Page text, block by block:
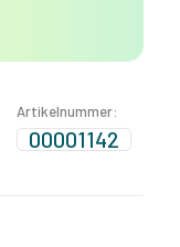
Artikelnummer:
00001142